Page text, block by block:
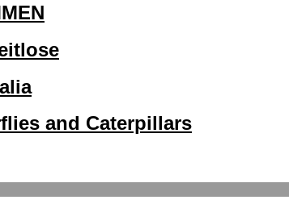
and Caterpillars